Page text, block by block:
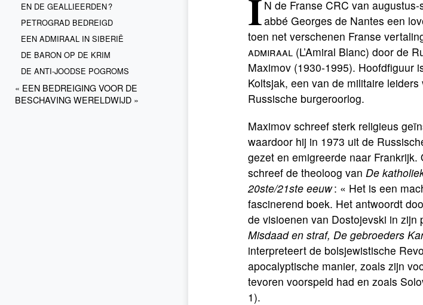
EN DE GEALLIEERDEN ?
PETROGRAD BEDREIGD
EEN ADMIRAAL IN SIBERIË
DE BARON OP DE KRIM
DE ANTI-JOODSE POGROMS
« EEN BEDREIGING VOOR DE
BESCHAVING WERELDWIJD »
I N de Franse CRC van
abbé Georges de Nantes een
toen net verschenen Franse
admiraal (L’Amiral Blanc) door de
Maximov (1930-1995). Hoofdfiguur
Koltsjak, een van de militaire
Russische burgeroorlog.
Maximov schreef sterk religieus
waardoor hij in 1973 uit de
gezet en emigreerde naar Frankrijk.
schreef de theoloog van De
20ste/21ste eeuw: « Het is een
fascinerend boek. Het antwoordt
de visioenen van Dostojevski in zijn
Misdaad en straf, De gebroeders
interpreteert de bolsjewistische
apocalyptische manier, zoals zijn
tevoren voorspeld had en zoals
1).